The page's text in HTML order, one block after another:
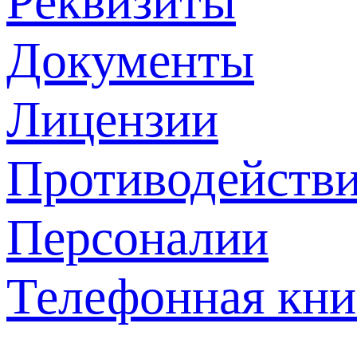
Документы
Лицензии
Персоналии
Телефонная